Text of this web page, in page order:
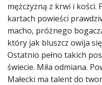
mężczyzną z krwi i
kartach powieści
macho, próżnego
który jak bluszcz owija
Ostatnio pełno takich
świecie. Miła odmiana.
Małecki ma talent do